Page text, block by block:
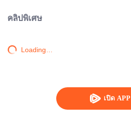
เปิด APP
คลิปพิเศษ
Loading…